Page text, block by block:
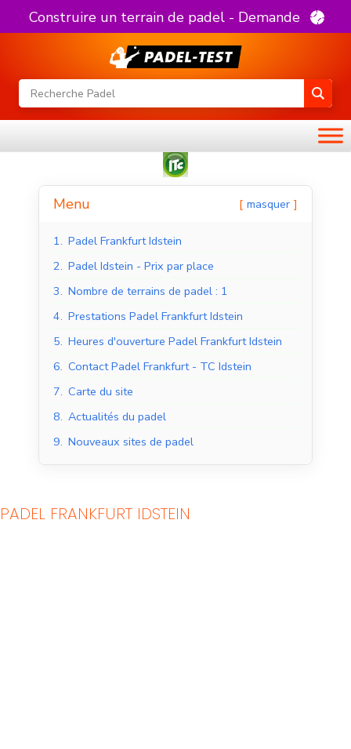
Construire un terrain de padel - Demande
Menu masquer
1. Padel Frankfurt Idstein
2. Padel Idstein - Prix par place
3. Nombre de terrains de padel : 1
4. Prestations Padel Frankfurt Idstein
5. Heures d'ouverture Padel Frankfurt Idstein
6. Contact Padel Frankfurt - TC Idstein
7. Carte du site
8. Actualités du padel
9. Nouveaux sites de padel
PADEL FRANKFURT IDSTEIN